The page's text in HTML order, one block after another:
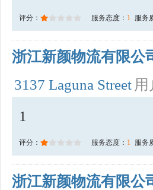
评分： 服务态度： 1 服务
浙江新颜物流有限公
3137 Laguna Street
1
评分： 服务态度： 1 服务
浙江新颜物流有限公